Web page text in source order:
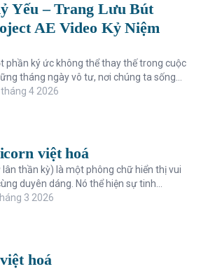
Yếu – Trang Lưu Bút
AE Video Kỷ Niệm
phần ký ức không thể thay thế trong cuộc
tháng ngày vô tư, nơi chúng ta sống
4 2026
việt hoá
thần kỳ) là một phông chữ hiển thị vui
duyên dáng. Nó thể hiện sự tinh
3 2026
hoá